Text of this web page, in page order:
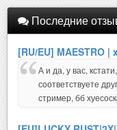
Последние
[RU/EU] MAESTRO |
А и да, у вас,
соответствуете
стример, бб